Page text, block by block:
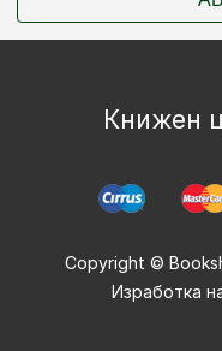
Книжен
Copyright ©
Изработка